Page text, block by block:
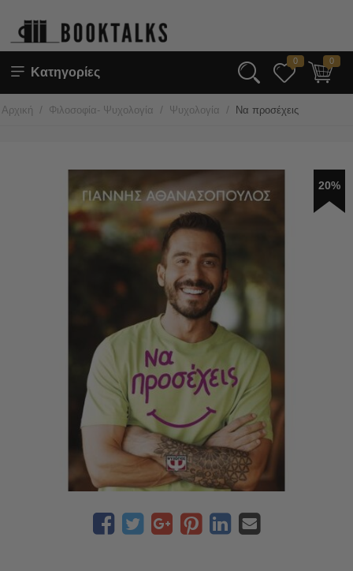
Κατηγορίες
0 0
Αρχική / Φιλοσοφία- Ψυχολογία / Ψυχολογία / Να προσέχεις
20%